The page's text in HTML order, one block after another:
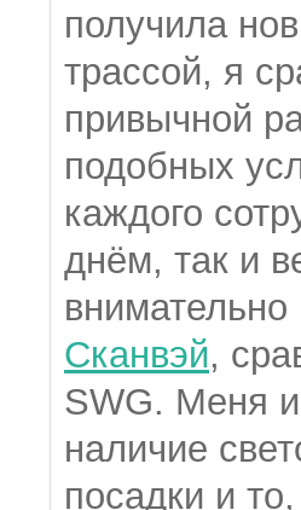
получила
трассой, я
привычной
подобных
каждого
днём, так и
внимательно
Сканвэй,
SWG. Меня
наличие
посадки и